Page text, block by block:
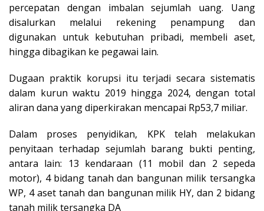
percepatan dengan imbalan sejumlah uang. Uang
disalurkan melalui rekening penampung dan
digunakan untuk kebutuhan pribadi, membeli aset,
hingga dibagikan ke pegawai lain.
Dugaan praktik korupsi itu terjadi secara sistematis
dalam kurun waktu 2019 hingga 2024, dengan total
aliran dana yang diperkirakan mencapai Rp53,7 miliar.
Dalam proses penyidikan, KPK telah melakukan
penyitaan terhadap sejumlah barang bukti penting,
antara lain: 13 kendaraan (11 mobil dan 2 sepeda
motor), 4 bidang tanah dan bangunan milik tersangka
WP, 4 aset tanah dan bangunan milik HY, dan 2 bidang
tanah milik tersangka DA